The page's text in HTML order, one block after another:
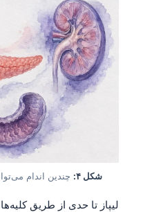
شکل ۴:
چندین اندام
لیپاز تا حدی از طریق